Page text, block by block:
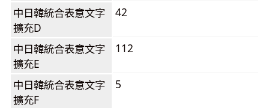
中日韓統合表意文字
擴充D
42
中日韓統合表意文字
擴充E
112
中日韓統合表意文字
擴充F
5